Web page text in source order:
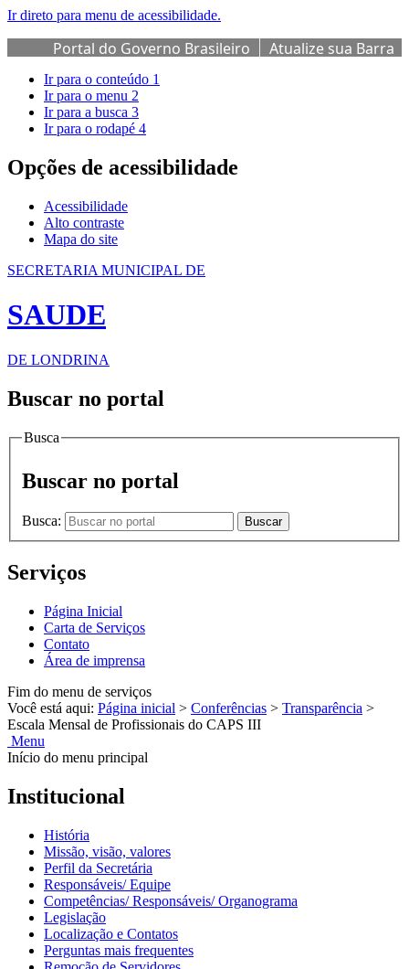
Ir direto para menu de acessibilidade.
Portal do Governo Brasileiro
Atualize sua Barra
de Governo
Ir para o conteúdo 1
Ir para o menu 2
Ir para a busca 3
Ir para o rodapé 4
Opções de acessibilidade
Acessibilidade
Alto contraste
Mapa do site
SECRETARIA MUNICIPAL DE
SAUDE
DE LONDRINA
Buscar no portal
Busca
Buscar no portal
Busca: Buscar
Serviços
Página Inicial
Carta de Serviços
Contato
Área de imprensa
Fim do menu de serviços
Você está aqui: Página inicial > Conferências > Transparência >
Escala Mensal de Profissionais do CAPS III
Menu
Início do menu principal
Institucional
História
Missão, visão, valores
Perfil da Secretária
Responsáveis/ Equipe
Competências/ Responsáveis/ Organograma
Legislação
Localização e Contatos
Perguntas mais frequentes